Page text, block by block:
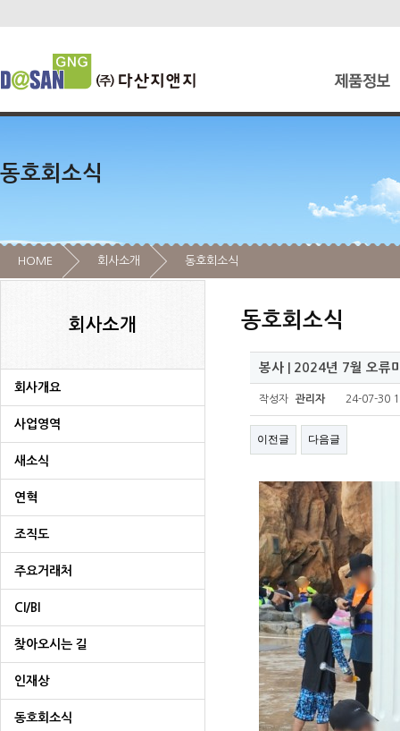
동호회소식
HOME 회사소개 동호회소식
회사소개
회사개요
사업영역
새소식
연혁
조직도
주요거래처
CI/BI
찾아오시는 길
인재상
동호회소식
동호회소식
봉사 | 2024년 7월 오류
작성자 관리자 24-07-30
이전글 다음글